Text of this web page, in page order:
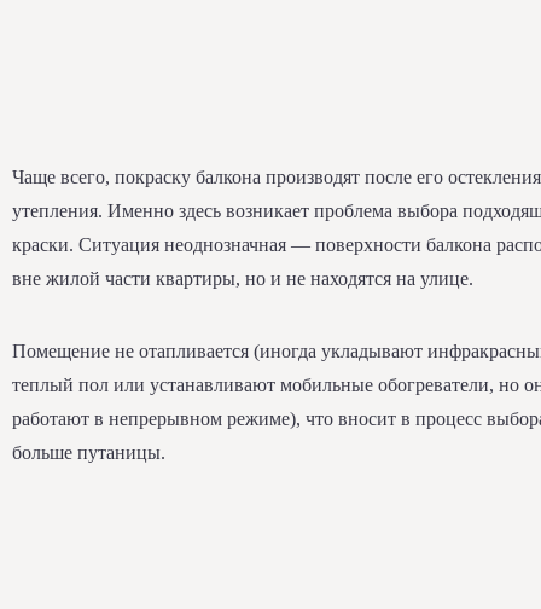
Чаще всего, покраску балкона производят после его
утепления. Именно здесь возникает проблема выбора
краски. Ситуация неоднозначная — поверхности балкона
вне жилой части квартиры, но и не находятся на улице.
Помещение не отапливается (иногда укладывают
теплый пол или устанавливают мобильные обогреватели, но
работают в непрерывном режиме), что вносит в процесс
больше путаницы.